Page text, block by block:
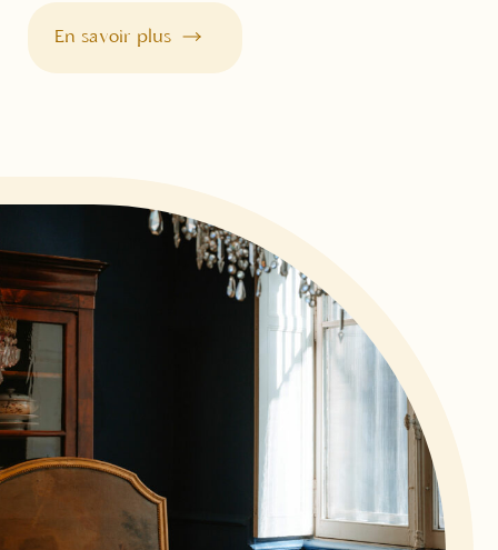
En savoir plus